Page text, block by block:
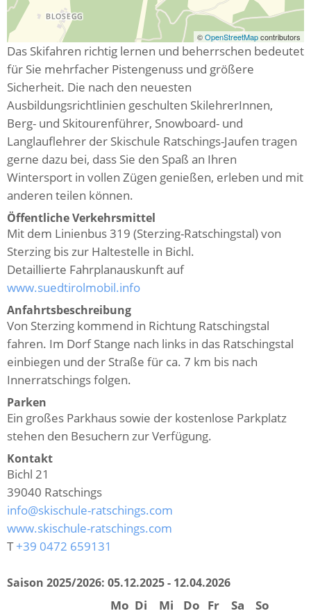
©OpenStreetMapcontributors
Das Skifahren richtig lernen und beherrschen bedeutet
für Sie mehrfacher Pistengenuss und größere
Sicherheit. Die nach den neuesten
Ausbildungsrichtlinien geschulten SkilehrerInnen,
Berg- und Skitourenführer, Snowboard- und
Langlauflehrer der Skischule Ratschings-Jaufen tragen
gerne dazu bei, dass Sie den Spaß an Ihren
Wintersport in vollen Zügen genießen, erleben und mit
anderen teilen können.
Öffentliche Verkehrsmittel
Mit dem Linienbus 319 (Sterzing-Ratschingstal) von
Sterzing bis zur Haltestelle in Bichl.
Detaillierte Fahrplanauskunft auf
www.suedtirolmobil.info
Anfahrtsbeschreibung
Von Sterzing kommend in Richtung Ratschingstal
fahren. Im Dorf Stange nach links in das Ratschingstal
einbiegen und der Straße für ca. 7 km bis nach
Innerratschings folgen.
Parken
Ein großes Parkhaus sowie der kostenlose Parkplatz
stehen den Besuchern zur Verfügung.
Kontakt
Bichl 21
39040 Ratschings
info@skischule-ratschings.com
www.skischule-ratschings.com
T+39 0472 659131
Saison 2025/2026: 05.12.2025 - 12.04.2026
Mo Di Mi Do Fr Sa
So